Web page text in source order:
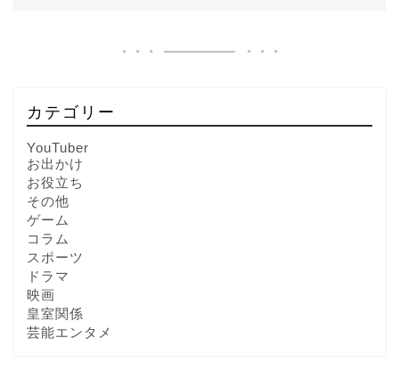
カテゴリー
YouTuber
お出かけ
お役立ち
その他
ゲーム
コラム
スポーツ
ドラマ
映画
皇室関係
芸能エンタメ